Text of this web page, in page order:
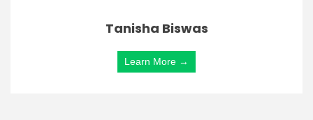
Tanisha Biswas
Learn More →